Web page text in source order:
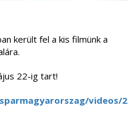
került fel a kis filmünk a
22-ig tart!
videos/